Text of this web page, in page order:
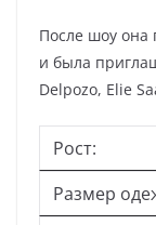
После шоу она
и была
Delpozo, Elie
Рост:
Размер